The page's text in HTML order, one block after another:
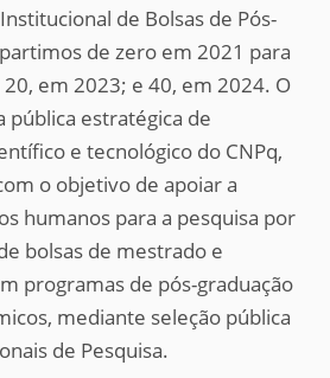
de Bolsas de Pós-
partimos de zero em 2021 para
em 2023; e 40, em 2024. O
pública estratégica de
e tecnológico do CNPq,
o objetivo de apoiar a
humanos para a pesquisa por
bolsas de mestrado e
programas de pós-graduação
mediante seleção pública
de Pesquisa.